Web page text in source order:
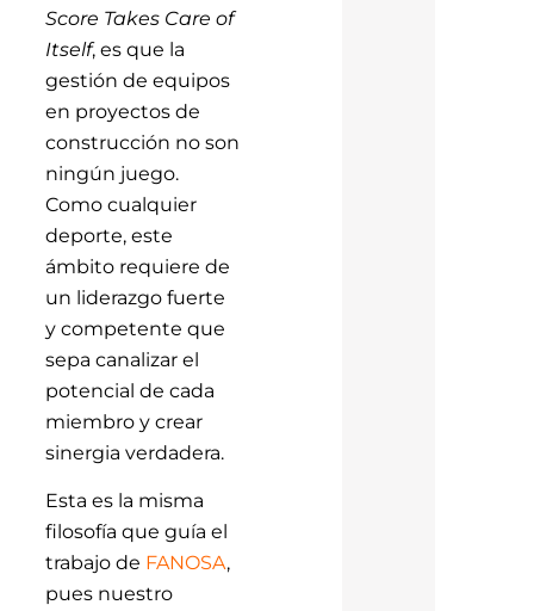
Score Takes Care of
Itself, es que la
gestión de equipos
en proyectos de
construcción no son
ningún juego.
Como cualquier
deporte, este
ámbito requiere de
un liderazgo fuerte
y competente que
sepa canalizar el
potencial de cada
miembro y crear
sinergia verdadera.
Esta es la misma
filosofía que guía el
trabajo de FANOSA,
pues nuestro